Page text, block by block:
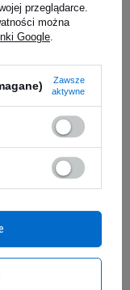
Dandelion Root
60caps
- wysyłka dzisiaj
przeglądarce.
można
Google
Zawsze
aktywne